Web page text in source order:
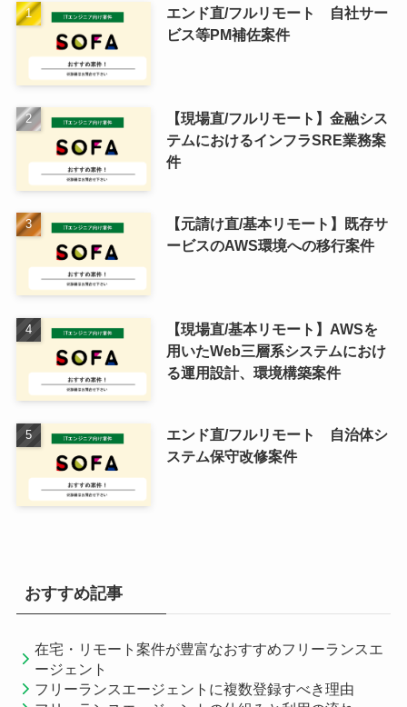
エンド直/フルリモート 自社サー
ビス等PM補佐案件
【現場直/フルリモート】金融シス
テムにおけるインフラSRE業務案
件
【元請け直/基本リモート】既存サ
ービスのAWS環境への移行案件
【現場直/基本リモート】AWSを
用いたWeb三層系システムにおけ
る運用設計、環境構築案件
エンド直/フルリモート 自治体シ
ステム保守改修案件
おすすめ記事
在宅・リモート案件が豊富なおすすめフリーランスエ
ージェント
フリーランスエージェントに複数登録すべき理由